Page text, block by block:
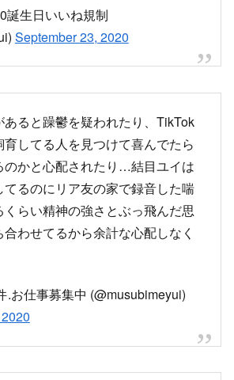
September 23, 2020
ると躁鬱を疑われたり、TikTok
してる人を見つけて喜んでたら
のかと心配されたり…結目ユイは
るのにリア友の家で録音した喘
らい精神の強さとぶっ飛んだ思
合わせてるから余計な心配しなく
身バレしていってますが元気に